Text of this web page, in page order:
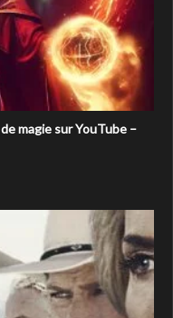
magie sur YouTube –